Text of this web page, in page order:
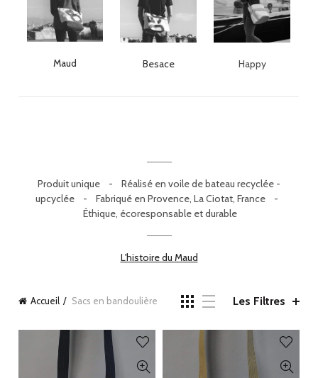
Maud Besace Happy
Produit unique - Réalisé en voile de bateau recyclée -
upcyclée - Fabriqué en Provence, La Ciotat, France -
Éthique, écoresponsable et durable
L'histoire du Maud
Accueil Sacs en bandoulière Les Filtres